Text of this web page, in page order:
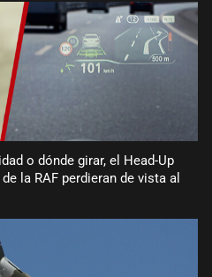
o dónde girar, el Head-Up
la RAF perdieran de vista al